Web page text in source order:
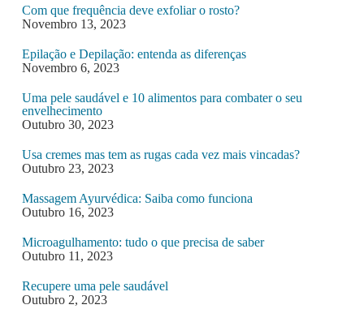
Com que frequência deve exfoliar o rosto?
Novembro 13, 2023
Epilação e Depilação: entenda as diferenças
Novembro 6, 2023
Uma pele saudável e 10 alimentos para combater o seu
envelhecimento
Outubro 30, 2023
Usa cremes mas tem as rugas cada vez mais vincadas?
Outubro 23, 2023
Massagem Ayurvédica: Saiba como funciona
Outubro 16, 2023
Microagulhamento: tudo o que precisa de saber
Outubro 11, 2023
Recupere uma pele saudável
Outubro 2, 2023